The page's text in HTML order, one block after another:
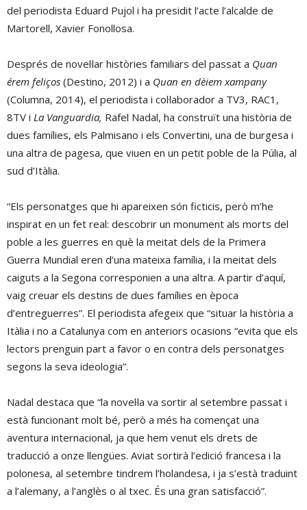
del periodista Eduard Pujol i ha presidit l’acte l’alcalde de
Martorell, Xavier Fonollosa.
Després de novel·lar històries familiars del passat a Quan
érem feliços (Destino, 2012) i a Quan en dèiem xampany
(Columna, 2014), el periodista i col·laborador a TV3, RAC1,
8TV i La Vanguardia, Rafel Nadal, ha construït una història de
dues famílies, els Palmisano i els Convertini, una de burgesa i
una altra de pagesa, que viuen en un petit poble de la Púlia, al
sud d’Itàlia.
“Els personatges que hi apareixen són ficticis, però m’he
inspirat en un fet real: descobrir un monument als morts del
poble a les guerres en què la meitat dels de la Primera
Guerra Mundial eren d’una mateixa família, i la meitat dels
caiguts a la Segona corresponien a una altra. A partir d’aquí,
vaig creuar els destins de dues famílies en època
d’entreguerres”. El periodista afegeix que “situar la història a
Itàlia i no a Catalunya com en anteriors ocasions “evita que els
lectors prenguin part a favor o en contra dels personatges
segons la seva ideologia”.
Nadal destaca que “la novel·la va sortir al setembre passat i
està funcionant molt bé, però a més ha començat una
aventura internacional, ja que hem venut els drets de
traducció a onze llengües. Aviat sortirà l’edició francesa i la
polonesa, al setembre tindrem l’holandesa, i ja s’està traduint
a l’alemany, a l’anglès o al txec. És una gran satisfacció”.